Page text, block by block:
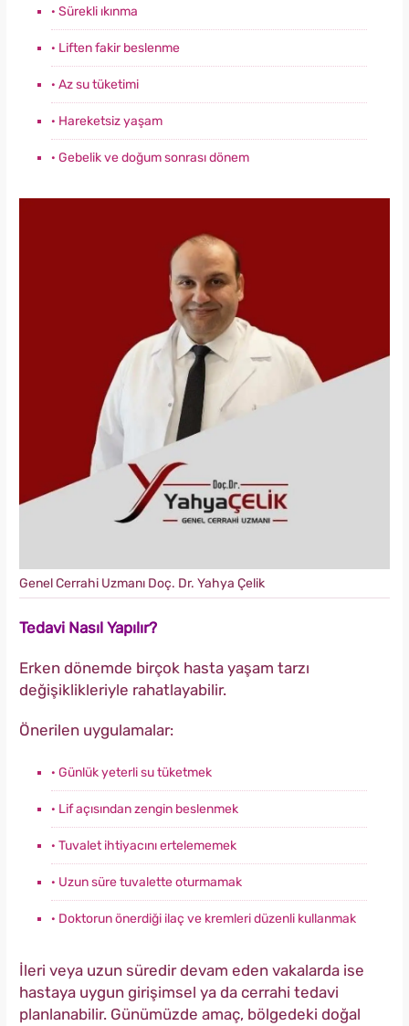
· Sürekli ıkınma
· Liften fakir beslenme
· Az su tüketimi
· Hareketsiz yaşam
· Gebelik ve doğum sonrası dönem
Genel Cerrahi Uzmanı Doç. Dr. Yahya Çelik
Tedavi Nasıl Yapılır?
Erken dönemde birçok hasta yaşam tarzı
değişiklikleriyle rahatlayabilir.
Önerilen uygulamalar:
· Günlük yeterli su tüketmek
· Lif açısından zengin beslenmek
· Tuvalet ihtiyacını ertelememek
· Uzun süre tuvalette oturmamak
· Doktorun önerdiği ilaç ve kremleri düzenli kullanmak
İleri veya uzun süredir devam eden vakalarda ise
hastaya uygun girişimsel ya da cerrahi tedavi
planlanabilir. Günümüzde amaç, bölgedeki doğal